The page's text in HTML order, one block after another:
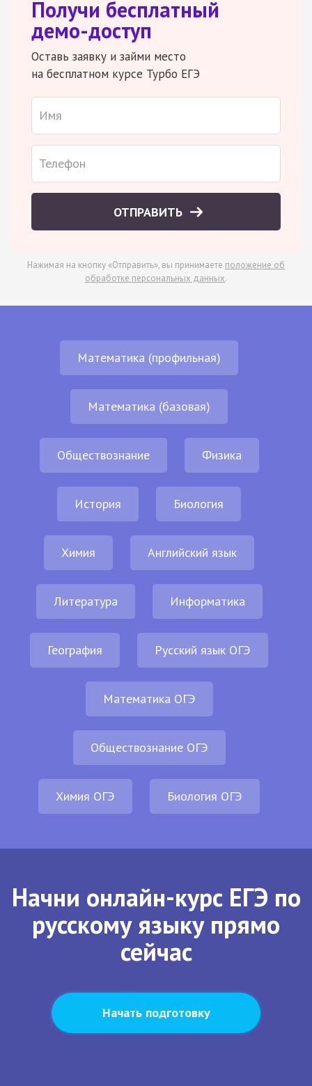
Получи бесплатный
демо-доступ
Оставь заявку и займи место
на бесплатном курсе Турбо ЕГЭ
ОТПРАВИТЬ
Нажимая на кнопку «Отправить», вы принимаете положение об
обработке персональных данных.
Математика (профильная)
Математика (базовая)
Обществознание Физика
История Биология
Химия Английский язык
Литература Информатика
География Русский язык ОГЭ
Математика ОГЭ
Обществознание ОГЭ
Химия ОГЭ Биология ОГЭ
Начни онлайн-курс ЕГЭ по
русскому языку прямо
сейчас
Начать подготовку